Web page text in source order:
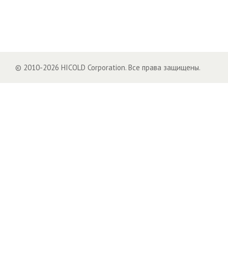
© 2010-2026 HICOLD Corporation. Все права защищены.